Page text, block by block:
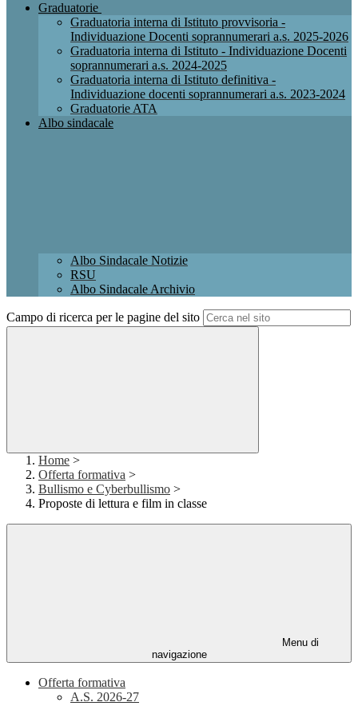
Graduatorie
Graduatoria interna di Istituto provvisoria -
Individuazione Docenti soprannumerari a.s. 2025-2026
Graduatoria interna di Istituto - Individuazione Docenti
soprannumerari a.s. 2024-2025
Graduatoria interna di Istituto definitiva -
Individuazione docenti soprannumerari a.s. 2023-2024
Graduatorie ATA
Albo sindacale
Albo Sindacale Notizie
RSU
Albo Sindacale Archivio
Campo di ricerca per le pagine del sito
Home >
Offerta formativa >
Bullismo e Cyberbullismo >
Proposte di lettura e film in classe
Menu di
navigazione
Offerta formativa
A.S. 2026-27